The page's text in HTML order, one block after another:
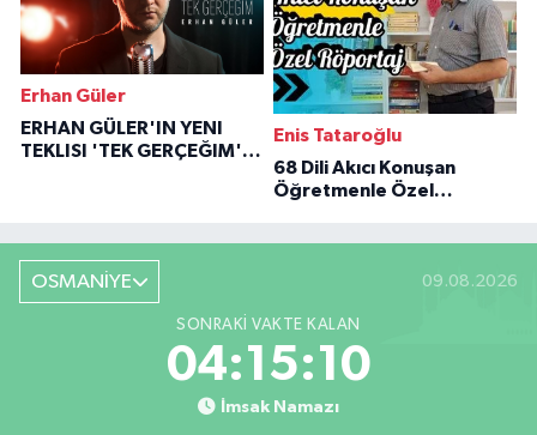
Erhan Güler
ERHAN GÜLER'IN YENI
TEKLISI 'TEK GERÇEĞIM'LE
Enis Tataroğlu
68 Dili Akıcı Konuşan
Öğretmenle Özel
OSMANİYE 09.08.2026
SONRAKI VAKTE KALAN
04:15:09
İmsak Namazı